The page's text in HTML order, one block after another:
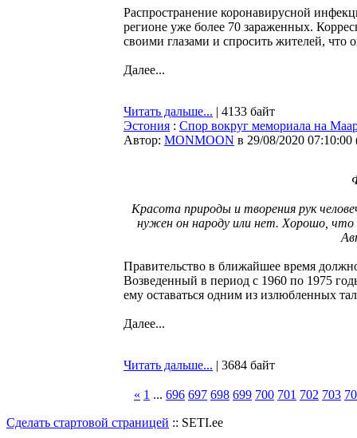
Распространение коронавирусной
регионе уже более 70 зараженных.
своими глазами и спросить жителей,
Далее...
Читать дальше... | 4133 байт
Эстония : Спор вокруг мемориала на
Автор: MONMOON в 29/08/2020 07:10:00
Красота природы и творения рук
нужен он народу или нет. Хорошо,
Правительство в ближайшее время
Возведенный в период с 1960 по 1975
ему оставаться одним из излюбленных
Далее...
Читать дальше... | 3684 байт
« 1 ... 696 697 698 699 700 701 702 703
Сделать стартовой страницей :: SETI.ee